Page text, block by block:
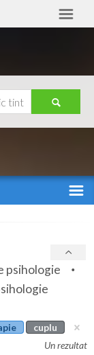
psihologie
cuplu
Un rezultat